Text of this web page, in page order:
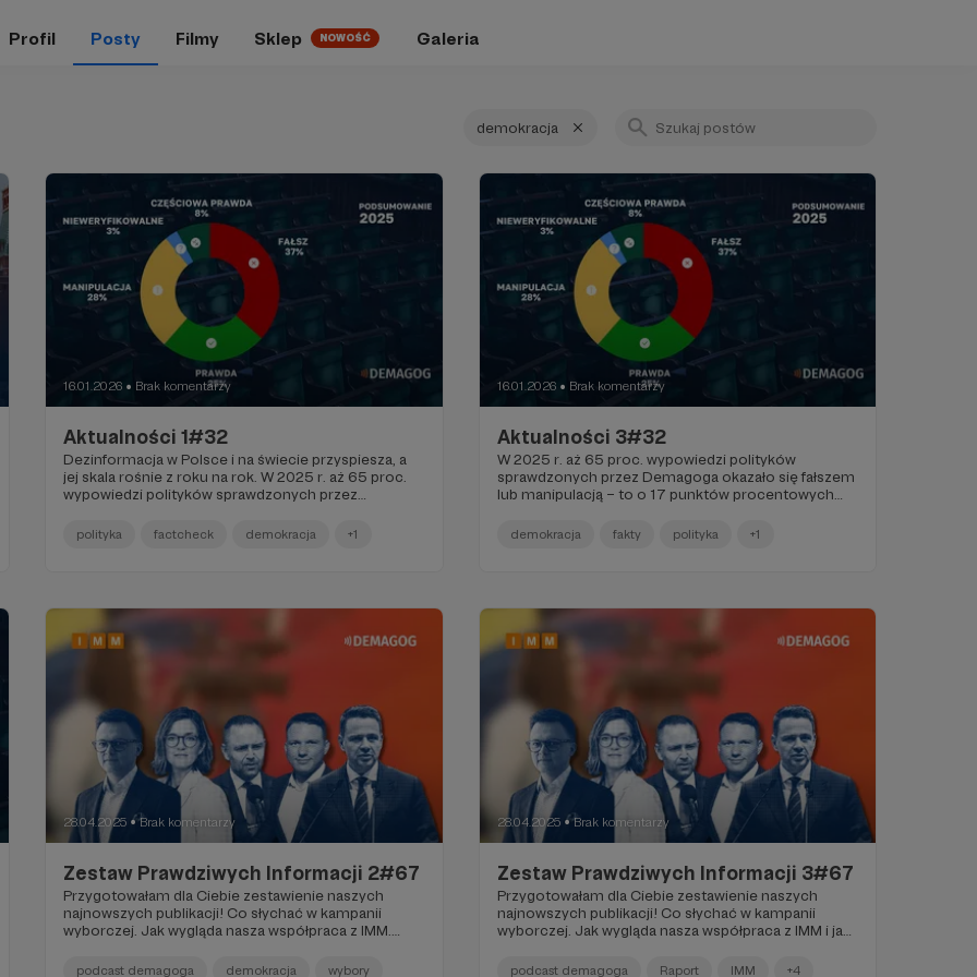
Profil Posty Filmy Sklep NOWOŚĆ Galeria
demokracja
16.01.2026 ● Brak komentarzy
Aktualności 1#32
Dezinformacja w Polsce i na świecie przyspiesza, a
jej skala rośnie z roku na rok. W 2025 r. aż 65 proc.
wypowiedzi polityków sprawdzonych przez
o 17 punktów procentowych więcej niż rok
wcześniej. Sprawdzaliśmy m.in. narracje o SCT w
faktów. Zapoznaj sie z podsumowaniem
politycznym grudnia.
polityka factcheck demokracja +1
16.01.2026 ● Brak komentarzy
Aktualności 3#32
W 2025 r. aż 65 proc. wypowiedzi polityków
sprawdzonych przez Demagoga okazało się fałszem
lub manipulacją – to o 17 punktów procentowych
narracje o SCT w Krakowie, reformie PIP, klimacie,
Wenezueli i fałszywych „ekspertach” z AI. Zobacz, co
demokracja fakty polityka +1
28.04.2025 ● Brak komentarzy
Zestaw Prawdziwych Informacji 2#67
Przygotowałam dla Ciebie zestawienie naszych
najnowszych publikacji! Co słychać w kampanii
wyborczej. Jak wygląda nasza współpraca z IMM.
odcinek Podcastu Demagoga, w którym zaglądamy
podcast demagoga demokracja wybory
28.04.2025 ● Brak komentarzy
Zestaw Prawdziwych Informacji 3#67
Przygotowałam dla Ciebie zestawienie naszych
najnowszych publikacji! Co słychać w kampanii
wyborczej. Jak wygląda nasza współpraca z IMM i jak
wypowiedzi polityków. Nowy odcinek Podcastu
podcast demagoga Raport IMM +4